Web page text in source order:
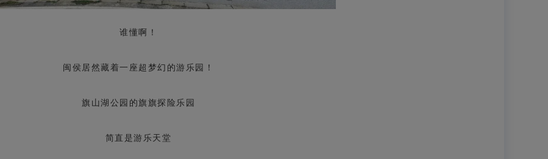
谁懂啊！
闽侯居然藏着一座超梦幻的游乐园！
旗山湖公园的旗旗探险乐园
简直是游乐天堂